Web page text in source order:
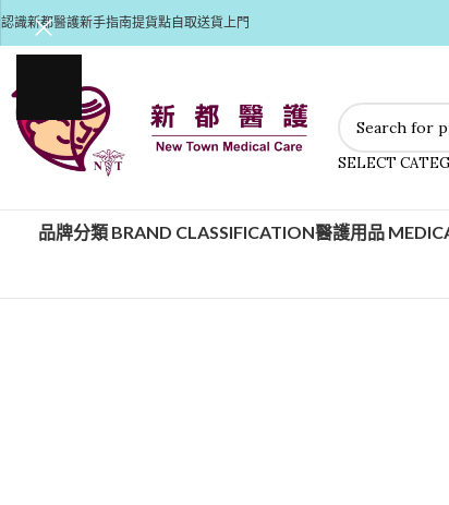
認識新都醫護新手指南提貨點自取送貨上門
SELECT
品牌分類 BRAND CLASSIFICATION醫護用品